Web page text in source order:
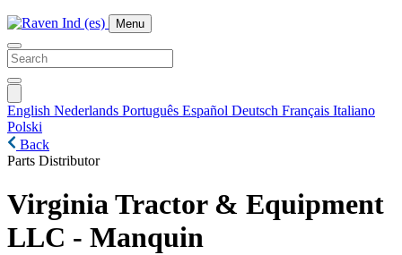
Menu
English Nederlands Português Español Deutsch Français Italiano
Polski
Back
Parts Distributor
Virginia Tractor & Equipment
LLC - Manquin